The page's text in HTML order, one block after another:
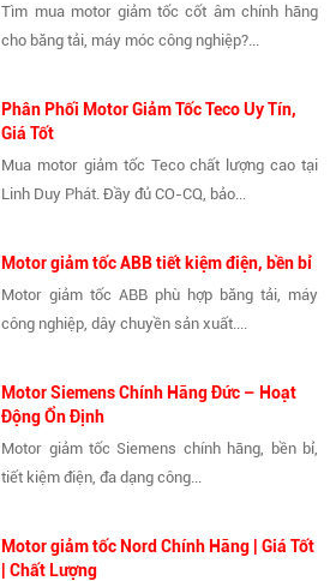
Tìm mua motor giảm tốc cốt âm chính hãng
cho băng tải, máy móc công nghiệp?...
Phân Phối Motor Giảm Tốc Teco Uy Tín,
Giá Tốt
Mua motor giảm tốc Teco chất lượng cao tại
Linh Duy Phát. Đầy đủ CO-CQ, bảo...
Motor giảm tốc ABB tiết kiệm điện, bền bỉ
Motor giảm tốc ABB phù hợp băng tải, máy
công nghiệp, dây chuyền sản xuất....
Motor Siemens Chính Hãng Đức – Hoạt
Động Ổn Định
Motor giảm tốc Siemens chính hãng, bền bỉ,
tiết kiệm điện, đa dạng công...
Motor giảm tốc Nord Chính Hãng | Giá Tốt
| Chất Lượng